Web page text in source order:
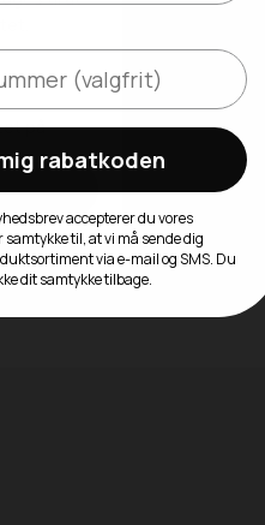
Alle
rabatkoden
accepterer du vores
samtykke til, at vi må sende dig
via e-mail og SMS. Du
dit samtykke tilbage.